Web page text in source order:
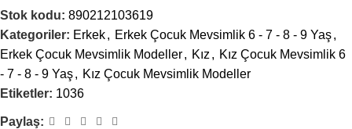
Stok kodu: 890212103619
Kategoriler: Erkek, Erkek Çocuk Mevsimlik 6 - 7 - 8 - 9 Yaş,
Erkek Çocuk Mevsimlik Modeller, Kız , Kız Çocuk Mevsimlik 6
- 7 - 8 - 9 Yaş, Kız Çocuk Mevsimlik Modeller
Etiketler: 1036
Paylaş: